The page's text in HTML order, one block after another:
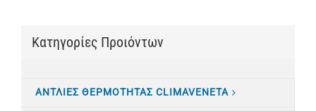
Κατηγορίες Προιόντων
ΑΝΤΛΙΕΣ ΘΕΡΜΟΤΗΤΑΣ CLIMAVENETA